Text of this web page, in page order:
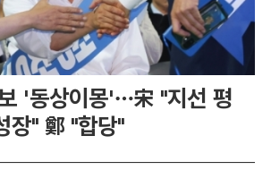
'동상이몽'…宋 "지선 평
장" 鄭 "합당"